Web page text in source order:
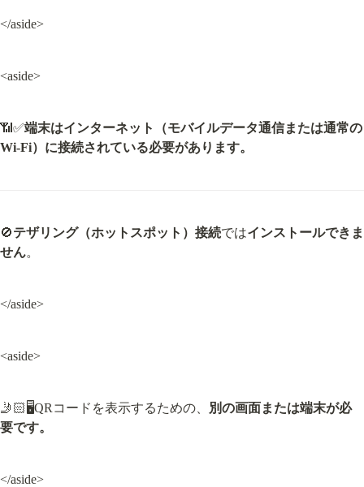
</aside>
<aside>
📶✅端末はインターネット（モバイルデータ通信または通常の
Wi-Fi）に接続されている必要があります。
🚫テザリング（ホットスポット）接続ではインストールできま
せん。
</aside>
<aside>
🤳🏻🖥️QRコードを表示するための、
別の画面または端末が必
要です。
</aside>